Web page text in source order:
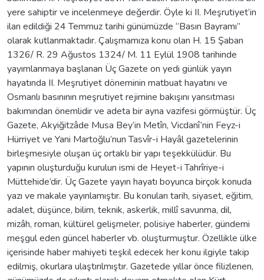
yere sahiptir ve incelenmeye değerdir. Öyle ki II. Meşrutiyet’in
ilan edildiği 24 Temmuz tarihi günümüzde “Basın Bayramı”
olarak kutlanmaktadır. Çalışmamıza konu olan H. 15 Şaban
1326/ R. 29 Ağustos 1324/ M. 11 Eylül 1908 tarihinde
yayımlanmaya başlanan Üç Gazete on yedi günlük yayın
hayatında II. Meşrutiyet döneminin matbuat hayatını ve
Osmanlı basınının meşrutiyet rejimine bakışını yansıtması
bakımından önemlidir ve adeta bir ayna vazifesi görmüştür. Üç
Gazete, Akyiğitzâde Musa Bey’in Metîn, Vicdanî’nin Feyz-i
Hürriyet ve Yani Martoğlu’nun Tasvîr-i Hayâl gazetelerinin
birleşmesiyle oluşan üç ortaklı bir yapı teşekkülüdür. Bu
yapının oluşturduğu kurulun ismi de Heyet-i Tahrîriye-i
Müttehide’dir. Üç Gazete yayın hayatı boyunca birçok konuda
yazı ve makale yayınlamıştır. Bu konuları tarih, siyaset, eğitim,
adalet, düşünce, bilim, teknik, askerlik, millî savunma, dil,
mizâh, roman, kültürel gelişmeler, polisiye haberler, gündemi
meşgul eden güncel haberler vb. oluşturmuştur. Özellikle ülke
içerisinde haber mahiyeti teşkil edecek her konu ilgiyle takip
edilmiş, okurlara ulaştırılmıştır. Gazetede yıllar önce filizlenen,